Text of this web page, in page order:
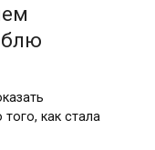
как стала